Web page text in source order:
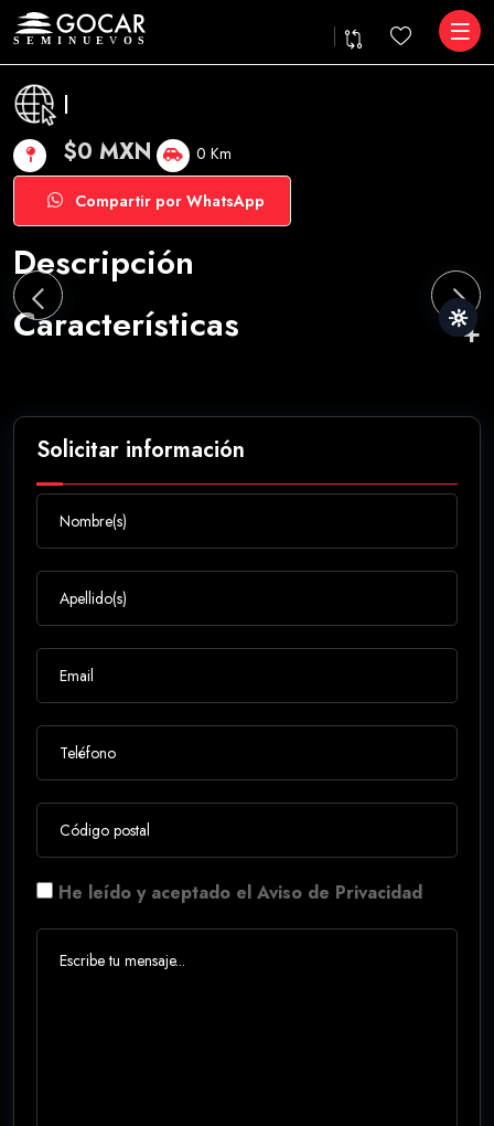
|
$0 MXN 0 Km
Compartir por WhatsApp
Descripción
Características
Solicitar información
He leído y aceptado el Aviso de Privacidad